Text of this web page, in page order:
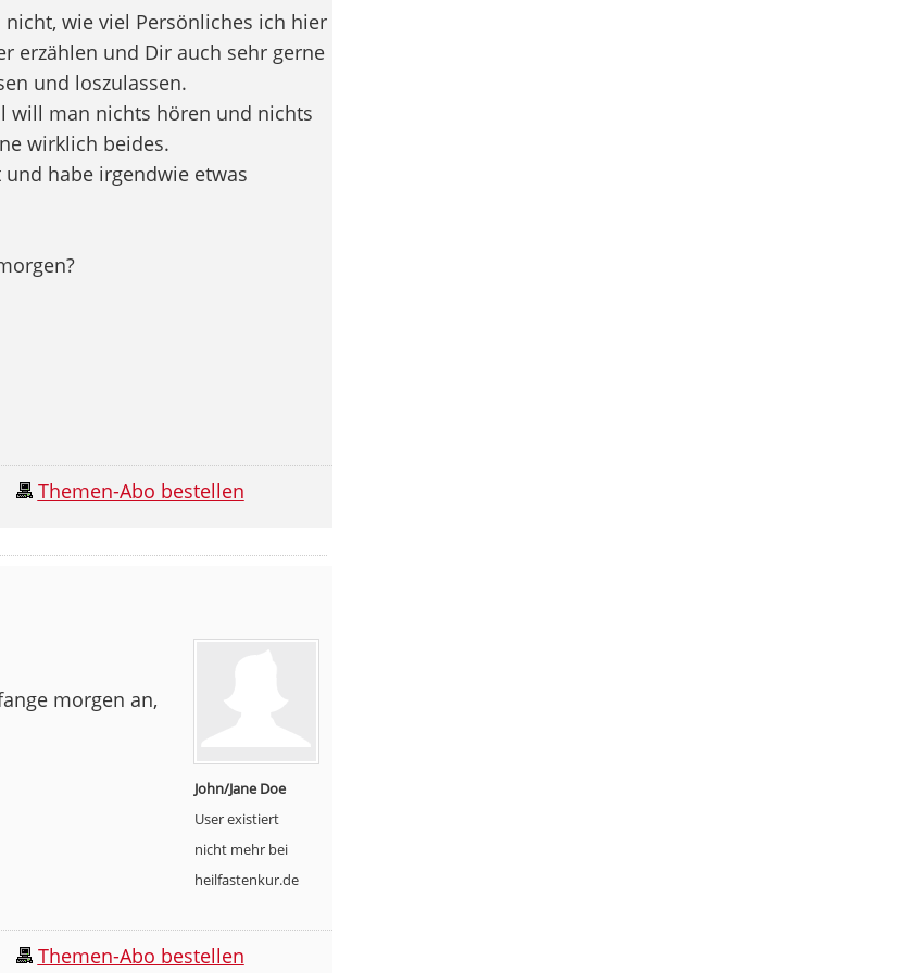
nicht, wie viel Persönliches ich hier
erzählen und Dir auch sehr gerne
und loszulassen.
will man nichts hören und nichts
wirklich beides.
habe irgendwie etwas
Themen-Abo bestellen
John/Jane Doe
User existiert
nicht mehr bei
heilfastenkur.de
morgen an,
Themen-Abo bestellen